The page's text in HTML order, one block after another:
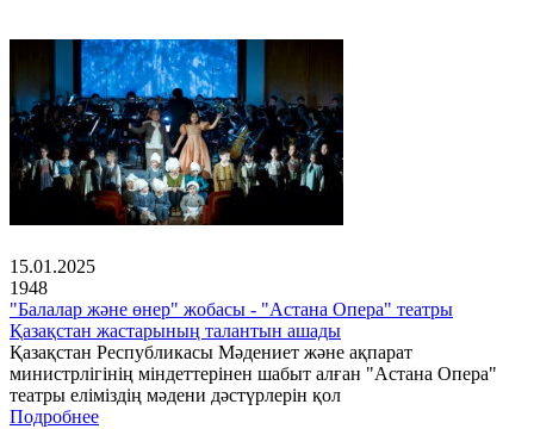
15.01.2025
1948
"Балалар және өнер" жобасы - "Астана Опера" театры
Қазақстан жастарының талантын ашады
Қазақстан Республикасы Мәдениет және ақпарат
министрлігінің міндеттерінен шабыт алған "Астана Опера"
театры еліміздің мәдени дәстүрлерін қол
Подробнее